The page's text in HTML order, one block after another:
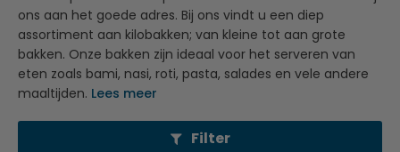
ons aan het goede adres. Bij ons vindt u een diep
assortiment aan kilobakken; van kleine tot aan grote
bakken. Onze bakken zijn ideaal voor het serveren van
eten zoals bami, nasi, roti, pasta, salades en vele andere
maaltijden. Lees meer
Filter